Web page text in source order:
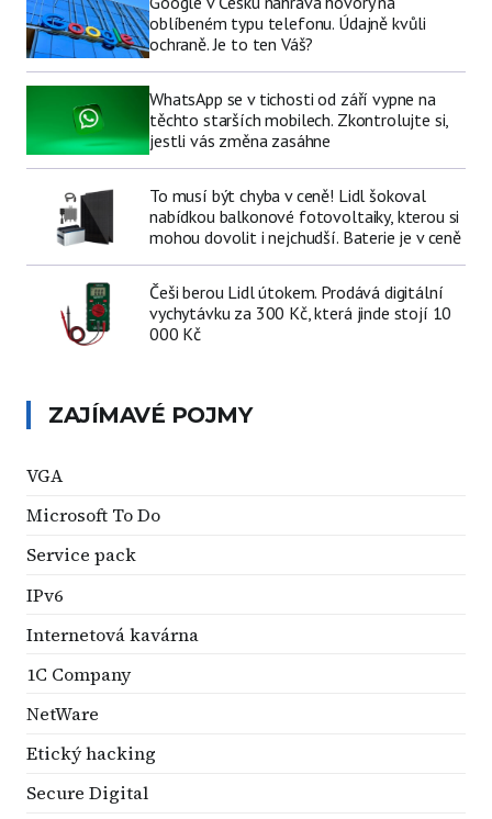
oblíbeném typu telefonu. Údajně kvůli
ochraně. Je to ten Váš?
WhatsApp se v tichosti od září vypne na
těchto starších mobilech. Zkontrolujte si,
jestli vás změna zasáhne
To musí být chyba v ceně! Lidl šokoval
nabídkou balkonové fotovoltaiky, kterou si
mohou dovolit i nejchudší. Baterie je v ceně
Češi berou Lidl útokem. Prodává digitální
vychytávku za 300 Kč, která jinde stojí 10
000 Kč
ZAJÍMAVÉ POJMY
VGA
Microsoft To Do
Service pack
IPv6
Internetová kavárna
1C Company
NetWare
Etický hacking
Secure Digital